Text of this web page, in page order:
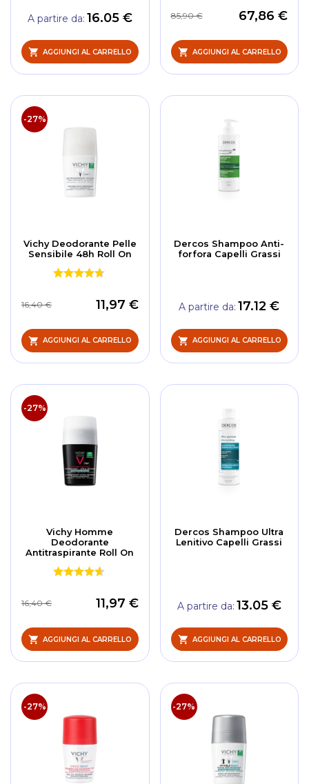
A partire da 16.05 €
AGGIUNGI AL CARRELLO
67,86 €
85,90 €
AGGIUNGI AL CARRELLO
-27%
Vichy Deodorante Pelle
Sensibile 48h Roll On
11,97 €
16,40 €
AGGIUNGI AL CARRELLO
Dercos Shampoo Anti-
forfora Capelli Grassi
A partire da 17.12 €
AGGIUNGI AL CARRELLO
-27%
Vichy Homme
Deodorante
Antitraspirante Roll On
11,97 €
16,40 €
AGGIUNGI AL CARRELLO
Dercos Shampoo Ultra
Lenitivo Capelli Grassi
A partire da 13.05 €
AGGIUNGI AL CARRELLO
-27% -27%